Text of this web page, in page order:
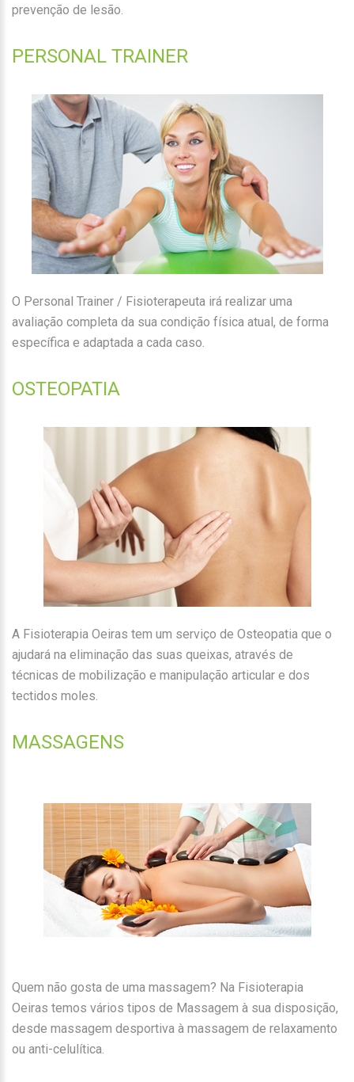
prevenção de lesão.
PERSONAL TRAINER
O Personal Trainer / Fisioterapeuta irá realizar uma
avaliação completa da sua condição física atual, de forma
específica e adaptada a cada caso.
OSTEOPATIA
A Fisioterapia Oeiras tem um serviço de Osteopatia que o
ajudará na eliminação das suas queixas, através de
técnicas de mobilização e manipulação articular e dos
tectidos moles.
MASSAGENS
Quem não gosta de uma massagem? Na Fisioterapia
Oeiras temos vários tipos de Massagem à sua disposição,
desde massagem desportiva à massagem de relaxamento
ou anti-celulítica.